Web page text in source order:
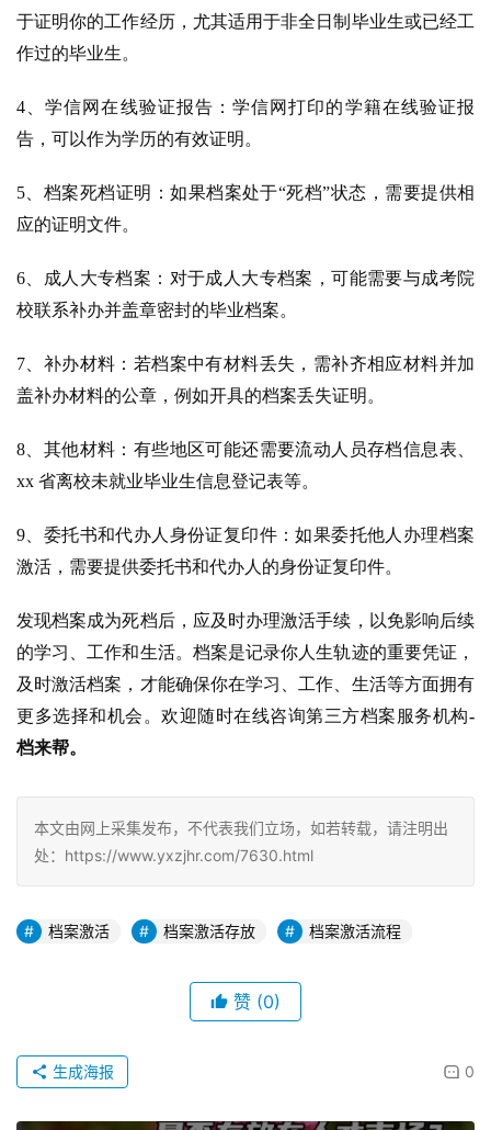
于证明你的工作经历，尤其适用于非全日制毕业生或已经工
作过的毕业生。
4、学信网在线验证报告：学信网打印的学籍在线验证报
告，可以作为学历的有效证明。
5、档案死档证明：如果档案处于“死档”状态，需要提供相
应的证明文件。
6、成人大专档案：对于成人大专档案，可能需要与成考院
校联系补办并盖章密封的毕业档案。
7、补办材料：若档案中有材料丢失，需补齐相应材料并加
盖补办材料的公章，例如开具的档案丢失证明。
8、其他材料：有些地区可能还需要流动人员存档信息表、
xx 省离校未就业毕业生信息登记表等。
9、委托书和代办人身份证复印件：如果委托他人办理档案
激活，需要提供委托书和代办人的身份证复印件。
发现档案成为死档后，应及时办理激活手续，以免影响后续
的学习、工作和生活。 档案是记录你人生轨迹的重要凭证，
及时激活档案，才能确保你在学习、工作、生活等方面拥有
更多选择和机会。欢迎随时在线咨询第三方档案服务机构-
档来帮。
本文由网上采集发布，不代表我们立场，如若转载，请注明出
处：https://www.yxzjhr.com/7630.html
档案激活 档案激活存放 档案激活流程
赞 (0)
0
生成海报